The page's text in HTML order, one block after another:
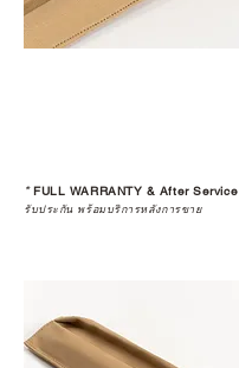
*FULL WARRANTY & After Service
รับประกัน พร้อมบริการหลังการขาย